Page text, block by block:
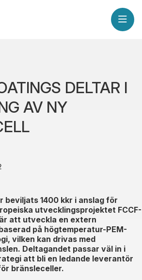
DELTAR I
AV NY
beviljats 1400 kkr i anslag för
utvecklingsprojektet FCCF-
att utveckla en extern
på högtemperatur-PEM-
vilken kan drivas med
Deltagandet passar väl in i
att bli en ledande leverantör
bränsleceller.